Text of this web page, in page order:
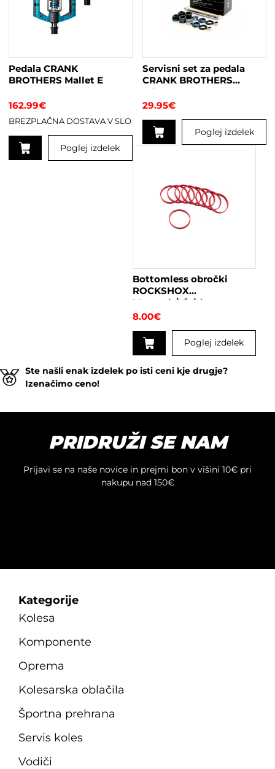
Pedala CRANK
BROTHERS Mallet E
162.99€
BREZPLAČNA DOSTAVA V SLO
Poglej izdelek
Servisni set za pedala
CRANK BROTHERS
Clipless
29.95€
Poglej izdelek
Bottomless obročki
ROCKSHOX
Monarch/Vivid
8.00€
Poglej izdelek
Ste našli enak izdelek po isti ceni kje drugje?
Izenačimo ceno!
PRIDRUŽI SE NAM
Prijavi se na naše novice in prejmi bon v višini 10€ pri
nakupu nad 150€
Kategorije
Kolesa
Komponente
Oprema
Kolesarska oblačila
Športna prehrana
Servis koles
Vodiči